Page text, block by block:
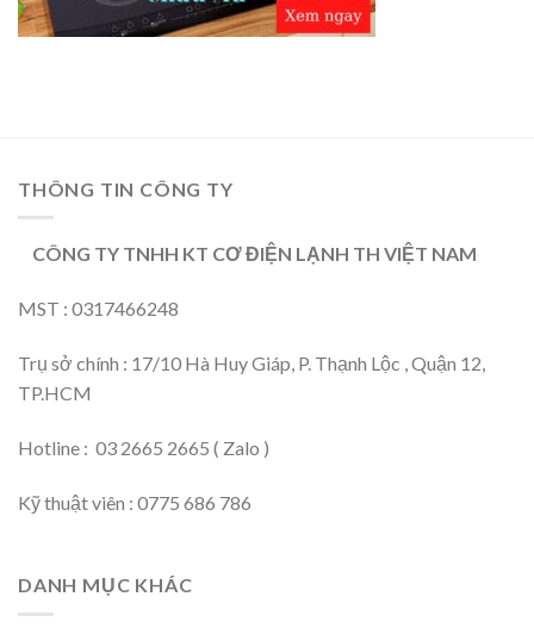
THÔNG TIN CÔNG TY
CÔNG TY TNHH KT CƠ ĐIỆN LẠNH TH VIỆT NAM
MST : 0317466248
Trụ sở chính : 17/10 Hà Huy Giáp, P. Thạnh Lộc , Quận 12,
TP.HCM
Hotline : 03 2665 2665 ( Zalo )
Kỹ thuật viên : 0775 686 786
DANH MỤC KHÁC